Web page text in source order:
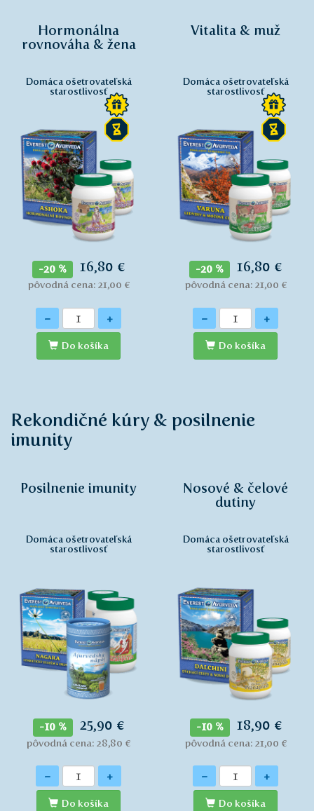
Hormonálna
rovnováha & žena
Domáca ošetrovateľská
starostlivosť
-20 % 16,80 €
pôvodná cena: 21,00 €
Množstvo
- +
Do košíka
Vitalita & muž
Domáca ošetrovateľská
starostlivosť
-20 % 16,80 €
pôvodná cena: 21,00 €
Množstvo
- +
Do košíka
Rekondičné kúry & posilnenie
imunity
Posilnenie imunity
Domáca ošetrovateľská
starostlivosť
-10 % 25,90 €
pôvodná cena: 28,80 €
Množstvo
- +
Do košíka
Nosové & čelové
dutiny
Domáca ošetrovateľská
starostlivosť
-10 % 18,90 €
pôvodná cena: 21,00 €
Množstvo
- +
Do košíka